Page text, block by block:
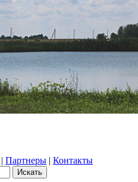
| Партнеры | Контакты